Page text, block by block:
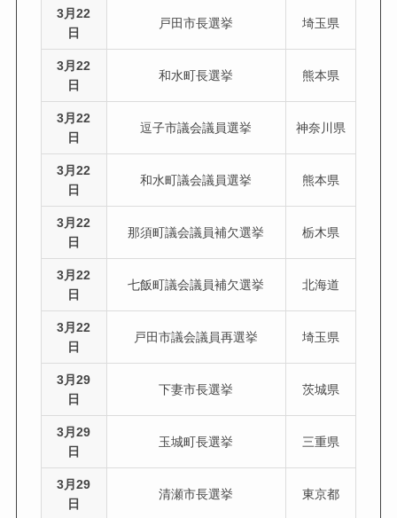
3月22
日
戸田市長選挙 埼玉県
3月22
日
和水町長選挙 熊本県
3月22
日
逗子市議会議員選挙 神奈川県
3月22
日
和水町議会議員選挙 熊本県
3月22
日
那須町議会議員補欠選挙 栃木県
3月22
日
七飯町議会議員補欠選挙 北海道
3月22
日
戸田市議会議員再選挙 埼玉県
3月29
日
下妻市長選挙 茨城県
3月29
日
玉城町長選挙 三重県
3月29
日
清瀬市長選挙 東京都